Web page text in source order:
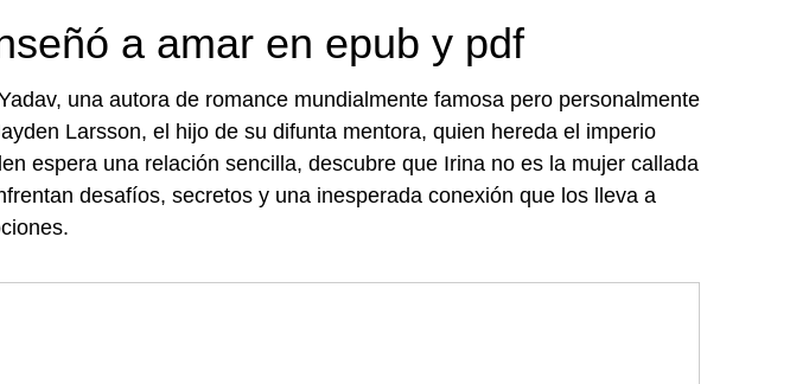
a amar en epub y pdf
una autora de romance mundialmente famosa pero personalmente
Larsson, el hijo de su difunta mentora, quien hereda el imperio
espera una relación sencilla, descubre que Irina no es la mujer callada
desafíos, secretos y una inesperada conexión que los lleva a